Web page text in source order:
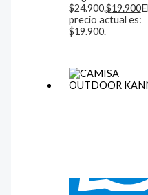
$24.900.$19.900El
precio actual es:
$19.900.